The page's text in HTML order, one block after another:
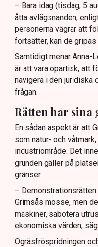
– Bara idag (tisdag, 5
åtta avlägsnanden,
personerna vägrar att
fortsätter, kan de
Samtidigt menar Anna-
är att vara opartisk, att
navigera i den juridiska
frågan.
Rätten har sina
En sådan aspekt är att
som natur- och
industriområde. Det
grunden gäller på
gränser.
–
Grimsås mosse, men
maskiner, sabotera
ekonomiska värden,
Ogräsfröspridningen